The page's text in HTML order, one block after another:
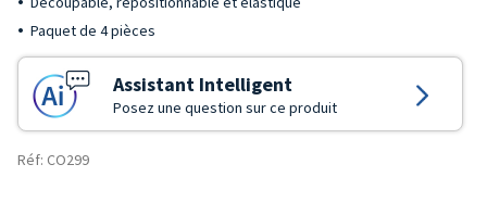
Paquet de 4 pièces
Assistant Intelligent
Posez une question sur ce produit
Réf: CO299